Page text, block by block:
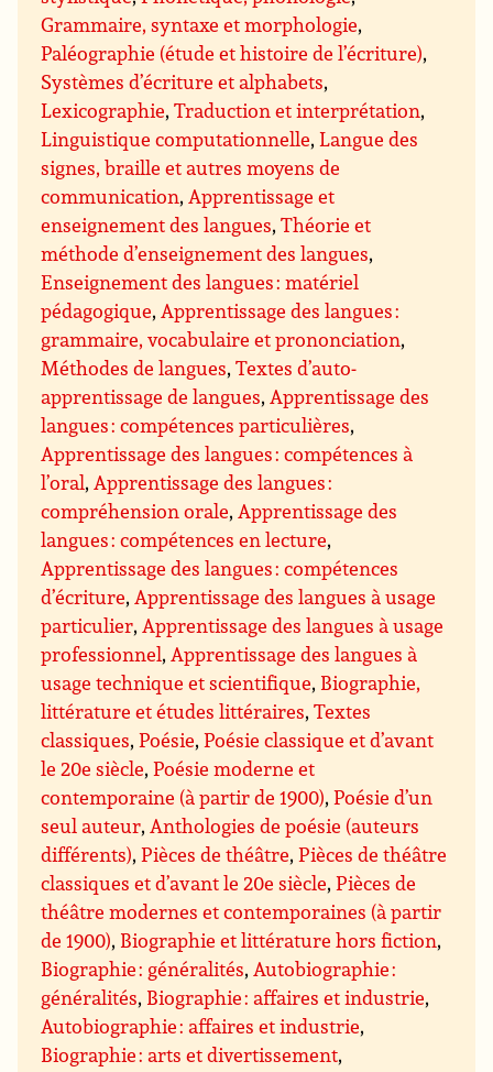
Grammaire, syntaxe et morphologie,
Paléographie (étude et histoire de l’écriture),
Systèmes d’écriture et alphabets,
Lexicographie,Traduction et interprétation,
Linguistique computationnelle,Langue des
signes, braille et autres moyens de
communication,Apprentissage et
enseignement des langues,Théorie et
méthode d’enseignement des langues,
Enseignement des langues : matériel
pédagogique,Apprentissage des langues :
grammaire, vocabulaire et prononciation,
Méthodes de langues,Textes d’auto-
apprentissage de langues,Apprentissage des
langues : compétences particulières,
Apprentissage des langues : compétences à
l’oral,Apprentissage des langues :
compréhension orale,Apprentissage des
langues : compétences en lecture,
Apprentissage des langues : compétences
d’écriture,Apprentissage des langues à usage
particulier,Apprentissage des langues à usage
professionnel,Apprentissage des langues à
usage technique et scientifique, Biographie,
littérature et études littéraires,Textes
classiques,Poésie,Poésie classique et d’avant
le 20e siècle,Poésie moderne et
contemporaine (à partir de 1900),Poésie d’un
seul auteur,Anthologies de poésie (auteurs
différents),Pièces de théâtre,Pièces de théâtre
classiques et d’avant le 20e siècle,Pièces de
théâtre modernes et contemporaines (à partir
de 1900), Biographie et littérature hors fiction,
Biographie : généralités,Autobiographie :
généralités, Biographie : affaires et industrie,
Autobiographie : affaires et industrie,
Biographie : arts et divertissement,